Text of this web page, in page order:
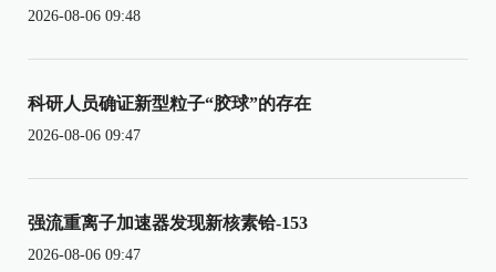
2026-08-06 09:48
科研人员确证新型粒子“胶球”的存在
2026-08-06 09:47
强流重离子加速器发现新核素铪-153
2026-08-06 09:47